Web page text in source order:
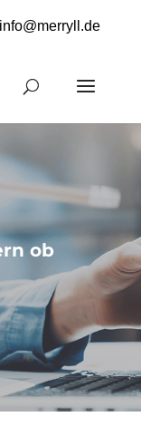
info@merryll.de
ob